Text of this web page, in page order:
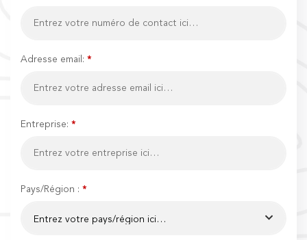
Adresse email: *
Entreprise: *
Pays/Région : *